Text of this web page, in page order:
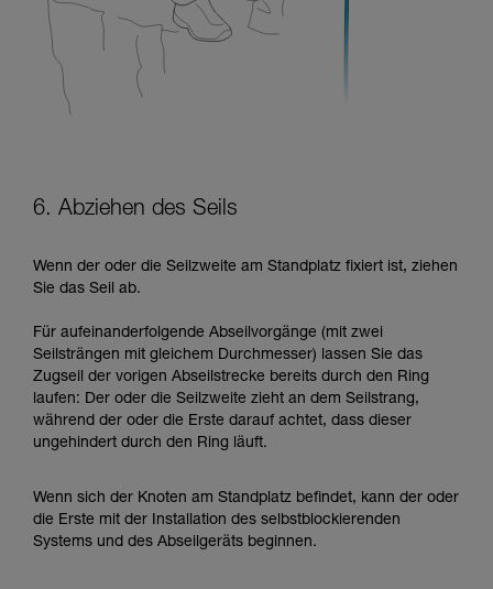
6. Abziehen des Seils
Wenn der oder die Seilzweite am Standplatz fixiert ist, ziehen
Sie das Seil ab.
Für aufeinanderfolgende Abseilvorgänge (mit zwei
Seilsträngen mit gleichem Durchmesser) lassen Sie das
Zugseil der vorigen Abseilstrecke bereits durch den Ring
laufen: Der oder die Seilzweite zieht an dem Seilstrang,
während der oder die Erste darauf achtet, dass dieser
ungehindert durch den Ring läuft.
Wenn sich der Knoten am Standplatz befindet, kann der oder
die Erste mit der Installation des selbstblockierenden
Systems und des Abseilgeräts beginnen.